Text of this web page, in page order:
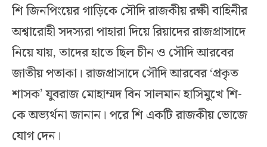
শি জিনপিংয়ের গাড়িকে সৌদি রাজকীয় রক্ষী বাহিনীর
অশ্বারোহী সদস্যরা পাহারা দিয়ে রিয়াদের রাজপ্রাসাদে
নিয়ে যায়, তাদের হাতে ছিল চীন ও সৌদি আরবের
জাতীয় পতাকা। রাজপ্রাসাদে সৌদি আরবের ‘প্রকৃত
শাসক’ যুবরাজ মোহাম্মদ বিন সালমান হাসিমুখে শি-
কে অভ্যর্থনা জানান। পরে শি একটি রাজকীয় ভোজে
যোগ দেন।